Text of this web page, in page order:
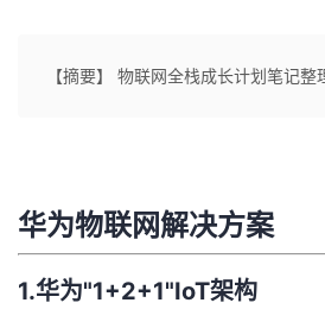
【摘要】 物联网全栈成长计划笔记整
华为物联网解决方案
1.华为"1+2+1"IoT架构